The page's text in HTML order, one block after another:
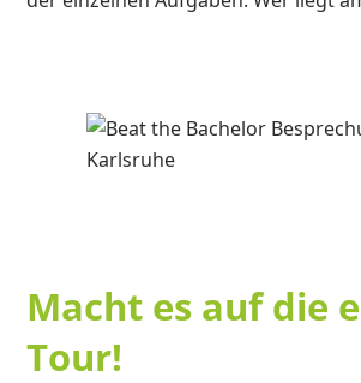
Macht es auf die
Tour!